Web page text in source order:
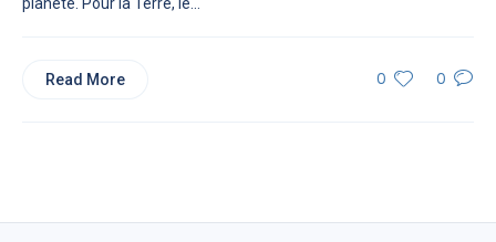
0 0
Read More